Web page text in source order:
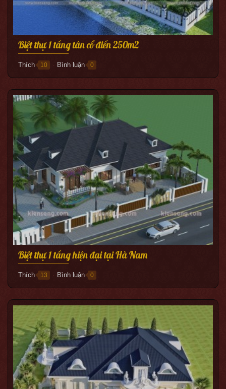
Biệt thự 1 tầng tân cổ điển 250m2
Thích 10 ● Bình luận 0
Biệt thự 1 tầng hiện đại tại Hà Nam
Thích 13 ● Bình luận 0